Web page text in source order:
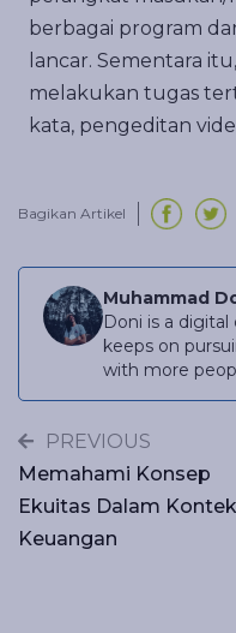
berbagai program
lancar. Sementara
melakukan tugas
kata, pengeditan
Bagikan Artikel
Muhammad
Doni is a
keeps on
with more
PREVIOUS
Memahami Konsep
Ekuitas Dalam
Keuangan